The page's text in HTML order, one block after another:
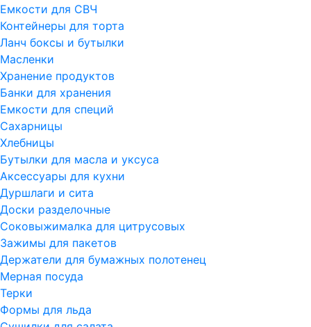
Емкости для СВЧ
Контейнеры для торта
Ланч боксы и бутылки
Масленки
Хранение продуктов
Банки для хранения
Емкости для специй
Сахарницы
Хлебницы
Бутылки для масла и уксуса
Аксессуары для кухни
Дуршлаги и сита
Доски разделочные
Соковыжималка для цитрусовых
Зажимы для пакетов
Держатели для бумажных полотенец
Мерная посуда
Терки
Формы для льда